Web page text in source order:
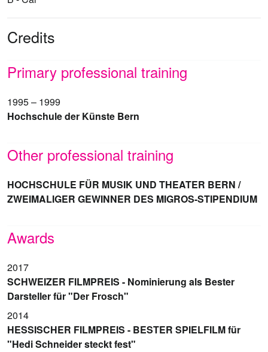
Credits
Primary professional training
1995 – 1999
Hochschule der Künste Bern
Other professional training
HOCHSCHULE FÜR MUSIK UND THEATER BERN /
ZWEIMALIGER GEWINNER DES MIGROS-STIPENDIUM
Awards
2017
SCHWEIZER FILMPREIS - Nominierung als Bester
Darsteller für "Der Frosch"
2014
HESSISCHER FILMPREIS - BESTER SPIELFILM für
"Hedi Schneider steckt fest"